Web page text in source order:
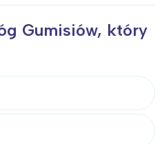
Gumisiów, który